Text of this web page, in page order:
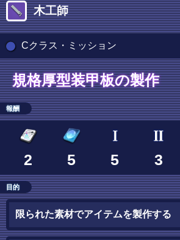
木工師
Cクラス・ミッション
規格厚型装甲板の製作
報酬
2 5 5 3
目的
限られた素材でアイテムを製作する